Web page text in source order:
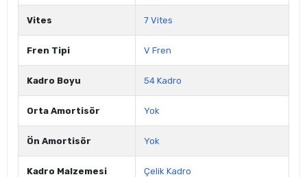
Vites 7 Vites
Fren Tipi V Fren
Kadro Boyu 54 Kadro
Orta Amortisör Yok
Ön Amortisör Yok
Kadro Malzemesi Çelik Kadro